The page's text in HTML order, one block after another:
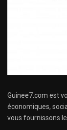
Guinee7.com est
économiques,
vous fournissons